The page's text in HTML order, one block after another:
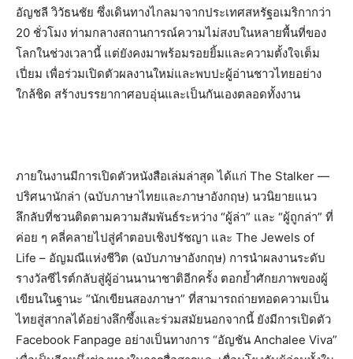
อัญชลี วิวัธนชัย ซึ่งเดินทางไกลมาจากประเทศสหรัฐอเมริกากว่า
20 ชั่วโมง ท่ามกลางสถานการณ์ความไม่สงบในหลายพื้นที่ของ
โลกในช่วงเวลานี้ แต่ยังคงมาพร้อมรอยยิ้มและความตั้งใจเต็ม
เปี่ยม เพื่อร่วมเปิดตัวผลงานใหม่และพบปะผู้อ่านชาวไทยอย่าง
ใกล้ชิด สร้างบรรยากาศอบอุ่นและเป็นกันเองตลอดทั้งงาน
ภายในงานมีการเปิดตัวหนังสือเล่มล่าสุด ได้แก่ The Stalker —
ปริศนานักล่า (ฉบับภาษาไทยและภาษาอังกฤษ) นวนิยายแนว
ลึกลับที่ชวนติดตามความสัมพันธ์ระหว่าง “ผู้ล่า” และ “ผู้ถูกล่า” ที่
ค่อย ๆ คลี่คลายไปสู่คำตอบเชิงปรัชญา และ The Jewels of
Life – อัญมณีแห่งชีวิต (ฉบับภาษาอังกฤษ) การนำผลงานระดับ
รางวัลซีไรต์กลับสู่ผู้อ่านนานาชาติอีกครั้ง ตอกย้ำศักยภาพของผู้
เขียนในฐานะ “นักเขียนสองภาษา” ที่สามารถถ่ายทอดความเป็น
ไทยสู่สากลได้อย่างลึกซึ้งและร่วมสมัยนอกจากนี้ ยังมีการเปิดตัว
Facebook Fanpage อย่างเป็นทางการ “อัญชัน Anchalee Viva”